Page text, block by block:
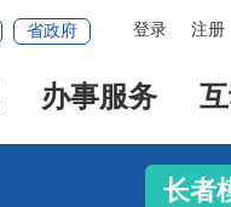
登录 注册
省政府
办事服务
长者